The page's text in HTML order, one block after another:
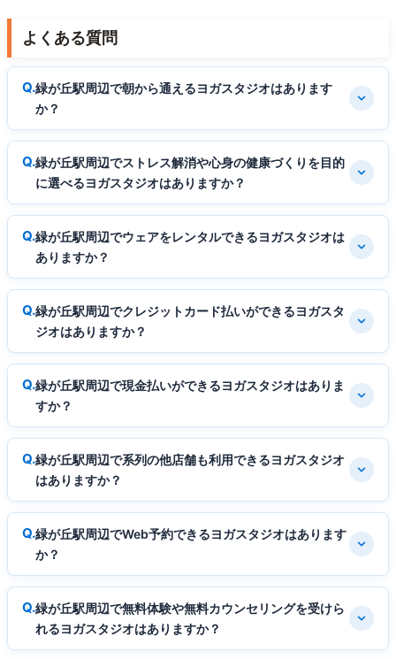
よくある質問
緑が丘駅周辺で朝から通えるヨガスタジオはあります
か？
緑が丘駅周辺でストレス解消や心身の健康づくりを目的
に選べるヨガスタジオはありますか？
緑が丘駅周辺でウェアをレンタルできるヨガスタジオは
ありますか？
緑が丘駅周辺でクレジットカード払いができるヨガスタ
ジオはありますか？
緑が丘駅周辺で現金払いができるヨガスタジオはありま
すか？
緑が丘駅周辺で系列の他店舗も利用できるヨガスタジオ
はありますか？
緑が丘駅周辺でWeb予約できるヨガスタジオはあります
か？
緑が丘駅周辺で無料体験や無料カウンセリングを受けら
れるヨガスタジオはありますか？